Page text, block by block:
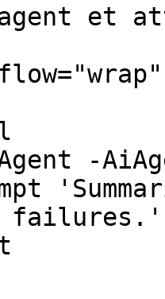
agent et
-